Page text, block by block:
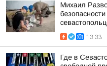
Михаил
13:33
Где в